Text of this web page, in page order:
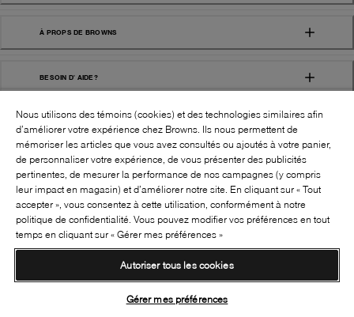
À PROPS DE BROWNS
BESOIN D' AIDE?
BROWNS SHOES INC. TOUS DROITS
RÉSERVÉS
Conditions générales Politique de confidentialité
Transparence de la chaîne d’approvisionnement
SUIVEZ-NOUS!:
Nous utilisons des témoins (cookies) et des technologies similaires afin
d’améliorer votre expérience chez Browns. Ils nous permettent de
mémoriser les articles que vous avez consultés ou ajoutés à votre panier,
de personnaliser votre expérience, de vous présenter des publicités
pertinentes, de mesurer la performance de nos campagnes (y compris
leur impact en magasin) et d’améliorer notre site. En cliquant sur « Tout
accepter », vous consentez à cette utilisation, conformément à notre
politique de confidentialité. Vous pouvez modifier vos préférences en tout
temps en cliquant sur « Gérer mes préférences »
Autoriser tous les cookies
Gérer mes préférences